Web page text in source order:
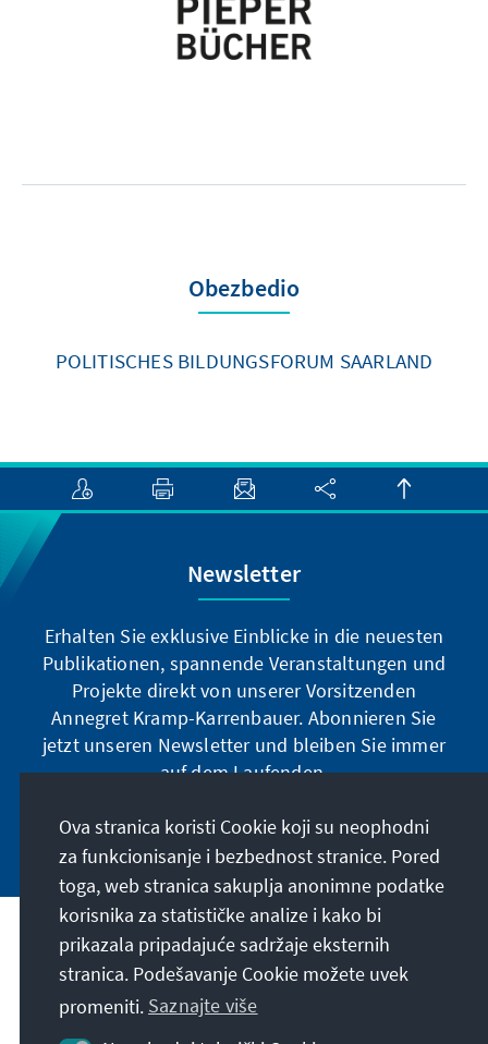
Obezbedio
POLITISCHES BILDUNGSFORUM SAARLAND
Newsletter
Erhalten Sie exklusive Einblicke in die neuesten
Publikationen, spannende Veranstaltungen und
Projekte direkt von unserer Vorsitzenden
Annegret Kramp-Karrenbauer. Abonnieren Sie
jetzt unseren Newsletter und bleiben Sie immer
auf dem Laufenden.
Jetzt abonnieren
Naša misija
Kontakt
Ova stranica koristi Cookie koji su neophodni
za funkcionisanje i bezbednost stranice. Pored
toga, web stranica sakuplja anonimne podatke
korisnika za statističke analize i kako bi
prikazala pripadajuće sadržaje eksternih
stranica. Podešavanje Cookie možete uvek
promeniti. Saznajte više